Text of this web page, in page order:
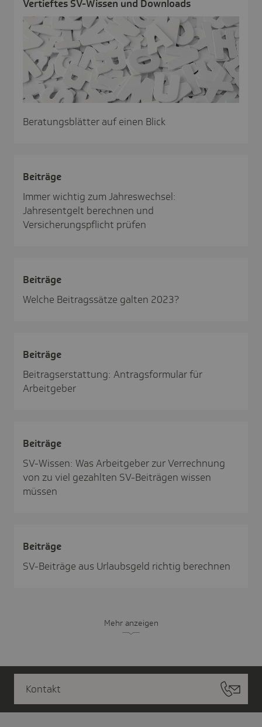
Vertieftes SV-Wissen und Down­loads
Beratungsblätter auf einen Blick
Beiträge
Immer wichtig zum Jahreswechsel:
Jahresentgelt berechnen und
Versicherungspflicht prüfen
Beiträge
Welche Beitragssätze galten 2023?
Beiträge
Beitragserstattung: Antragsformular für
Arbeitgeber
Beiträge
SV-Wissen: Was Arbeitgeber zur Verrechnung
von zu viel gezahlten SV-Beiträgen wissen
müssen
Beiträge
SV-Beiträge aus Urlaubsgeld richtig berechnen
Mehr anzeigen
Kontakt